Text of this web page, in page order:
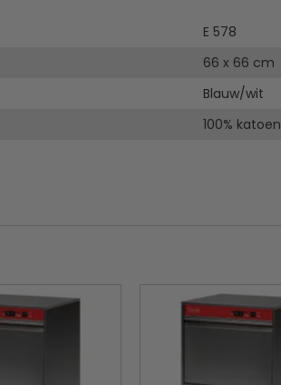
E 578
66 x 66 cm
Blauw/wit
100% katoen